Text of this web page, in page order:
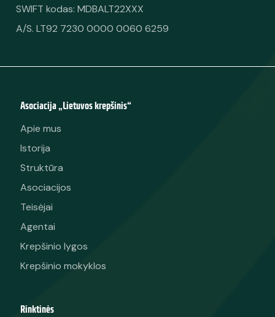
SWIFT kodas: MDBALT22XXX
A/S. LT92 7230 0000 0060 6259
Asociacija „Lietuvos krepšinis“
Apie mus
Istorija
Struktūra
Asociacijos
Teisėjai
Agentai
Krepšinio lygos
Krepšinio mokyklos
Rinktinės